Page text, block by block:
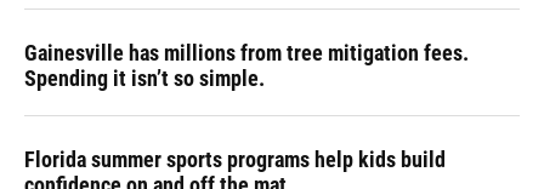
Gainesville has millions from tree mitigation fees.
Spending it isn’t so simple.
Florida summer sports programs help kids build